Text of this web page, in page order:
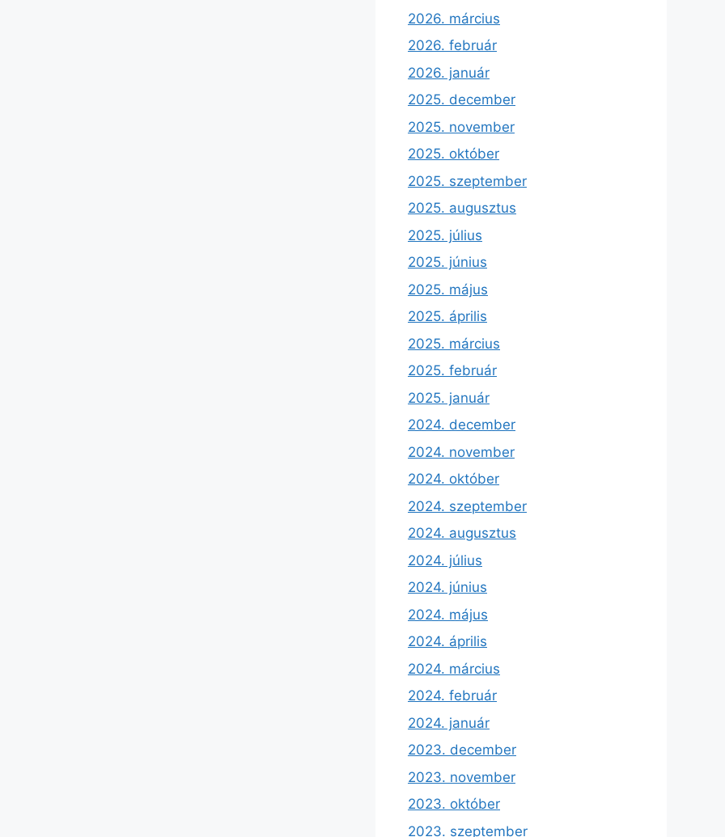
2026. március
2026. február
2026. január
2025. december
2025. november
2025. október
2025. szeptember
2025. augusztus
2025. július
2025. június
2025. május
2025. április
2025. március
2025. február
2025. január
2024. december
2024. november
2024. október
2024. szeptember
2024. augusztus
2024. július
2024. június
2024. május
2024. április
2024. március
2024. február
2024. január
2023. december
2023. november
2023. október
2023. szeptember